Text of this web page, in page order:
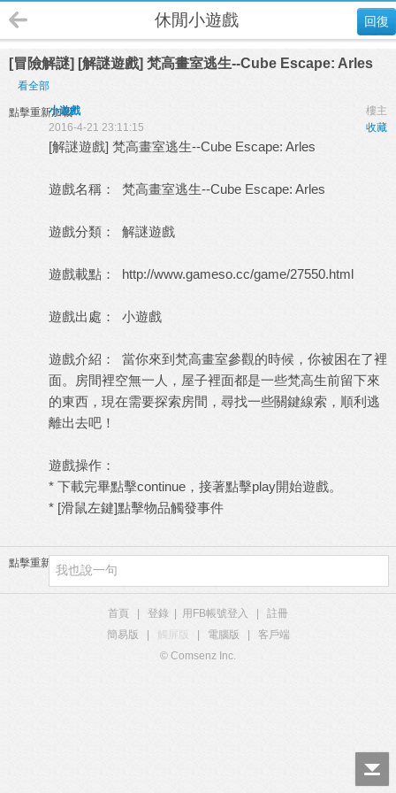
回復
休閒小遊戲
[冒險解謎] [解謎遊戲] 梵高畫室逃生--Cube Escape: Arles
看全部
點擊重新加載 樓主
小遊戲
收藏
2016-4-21 23:11:15
[解謎遊戲] 梵高畫室逃生--Cube Escape: Arles
遊戲名稱： 梵高畫室逃生--Cube Escape: Arles
遊戲分類： 解謎遊戲
遊戲載點： http://www.gameso.cc/game/27550.html
遊戲出處： 小遊戲
遊戲介紹： 當你來到梵高畫室參觀的時候，你被困在了裡
面。房間裡空無一人，屋子裡面都是一些梵高生前留下來
的東西，現在需要探索房間，尋找一些關鍵線索，順利逃
離出去吧！
遊戲操作：
* 下載完畢點擊continue，接著點擊play開始遊戲。
* [滑鼠左鍵]點擊物品觸發事件
點擊重新加載
首頁 登錄 用FB帳號登入
註冊
簡易版
觸屏版 電腦版
客戶端
© Comsenz Inc.